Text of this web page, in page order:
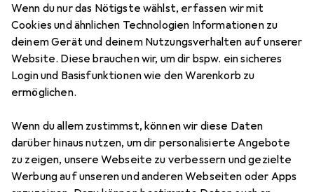
Wenn du nur das Nötigste wählst, erfassen wir mit
Cookies und ähnlichen Technologien Informationen zu
deinem Gerät und deinem Nutzungsverhalten auf unserer
Website. Diese brauchen wir, um dir bspw. ein sicheres
Login und Basisfunktionen wie den Warenkorb zu
ermöglichen.
Wenn du allem zustimmst, können wir diese Daten
darüber hinaus nutzen, um dir personalisierte Angebote
zu zeigen, unsere Webseite zu verbessern und gezielte
Werbung auf unseren und anderen Webseiten oder Apps
10 Bilder
Pedea Elegance Pro
Preis in EUR inkl. MwSt.
EUR
32,90
Schneller lieferbar
Angebot für
EUR
35,90